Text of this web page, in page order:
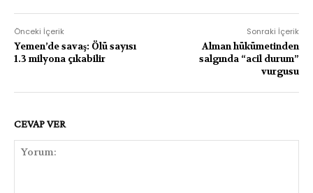
Önceki İçerik
Yemen’de savaş: Ölü sayısı
1.3 milyona çıkabilir
Sonraki İçerik
Alman hükümetinden
salgında “acil durum”
vurgusu
CEVAP VER